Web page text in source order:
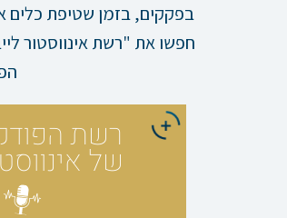
בפקקים, בזמן שטיפת כלים
חפשו את "רשת אינווסטור